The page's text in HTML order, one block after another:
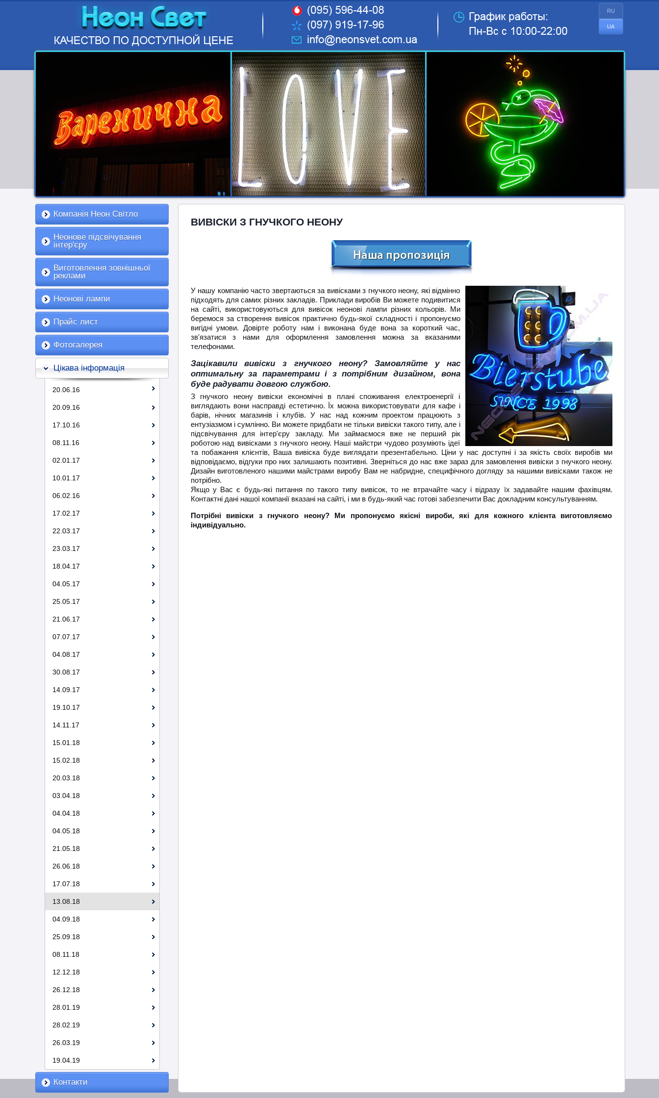
RU
UA
Компанія Неон Світло
Неонове підсвічування
інтер'єру
Виготовлення зовнішньої
реклами
Неонові лампи
Прайс лист
Фотогалерея
Цікава інформація
20.06.16
20.09.16
17.10.16
08.11.16
02.01.17
10.01.17
06.02.16
17.02.17
22.03.17
23.03.17
18.04.17
04.05.17
25.05.17
21.06.17
07.07.17
04.08.17
30.08.17
14.09.17
19.10.17
14.11.17
15.01.18
15.02.18
20.03.18
03.04.18
04.04.18
04.05.18
21.05.18
26.06.18
17.07.18
13.08.18
04.09.18
25.09.18
08.11.18
12.12.18
26.12.18
28.01.19
28.02.19
26.03.19
19.04.19
Контакти
ВИВІСКИ З ГНУЧКОГО НЕОНУ
У нашу компанію часто звертаються за вивісками з гнучкого неону, які відмінно
підходять для самих різних закладів. Приклади виробів Ви можете подивитися
на сайті, використовуються для вивісок неонові лампи різних кольорів. Ми
беремося за створення вивісок практично будь-якої складності і пропонуємо
вигідні умови. Довірте роботу нам і виконана буде вона за короткий час,
зв'язатися з нами для оформлення замовлення можна за вказаними
телефонами.
Зацікавили вивіски з гнучкого неону? Замовляйте у нас
оптимальну за параметрами і з потрібним дизайном, вона
буде радувати довгою службою.
З гнучкого неону вивіски економічні в плані споживання електроенергії і
виглядають вони насправді естетично. Їх можна використовувати для кафе і
барів, нічних магазинів і клубів. У нас над кожним проектом працюють з
ентузіазмом і сумлінно. Ви можете придбати не тільки вивіски такого типу, але і
підсвічування для інтер'єру закладу. Ми займаємося вже не перший рік
роботою над вивісками з гнучкого неону. Наші майстри чудово розуміють ідеї
та побажання клієнтів, Ваша вивіска буде виглядати презентабельно. Ціни у нас доступні і за якість своїх виробів ми
відповідаємо, відгуки про них залишають позитивні. Зверніться до нас вже зараз для замовлення вивіски з гнучкого неону.
Дизайн виготовленого нашими майстрами виробу Вам не набридне, специфічного догляду за нашими вивісками також не
потрібно.
Якщо у Вас є будь-які питання по такого типу вивісок, то не втрачайте часу і відразу їх задавайте нашим фахівцям.
Контактні дані нашої компанії вказані на сайті, і ми в будь-який час готові забезпечити Вас докладним консультуванням.
Потрібні вивіски з гнучкого неону? Ми пропонуємо якісні вироби, які для кожного клієнта виготовляємо
індивідуально.